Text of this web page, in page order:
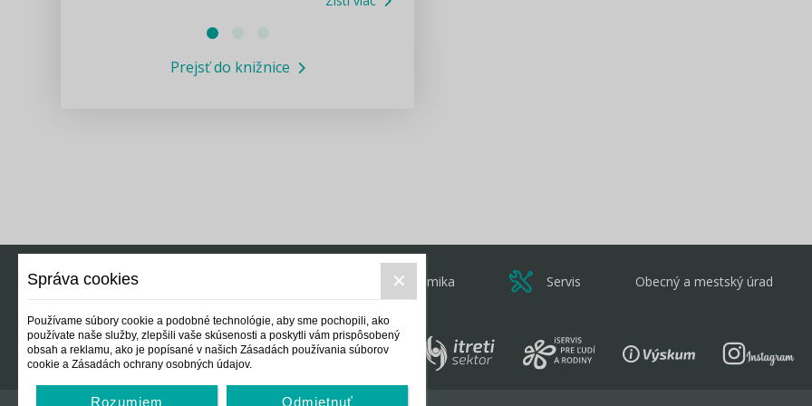
Informácie COVID19
Prejsť do knižnice
Ekonomika Servis Obecný a mestský úrad
Správa cookies
Používame súbory cookie a podobné technológie, aby sme pochopili, ako
používate naše služby, zlepšili vaše skúsenosti a poskytli vám prispôsobený
obsah a reklamu, ako je popísané v našich Zásadách používania súborov
cookie a Zásadách ochrany osobných údajov.
Rozumiem Odmietnuť